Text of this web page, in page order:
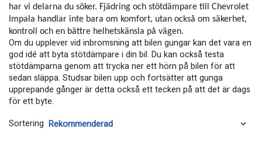
har vi delarna du söker. Fjädring och stötdämpare till Chevrolet
Impala handlar inte bara om komfort, utan också om säkerhet,
kontroll och en bättre helhetskänsla på vägen.
Om du upplever vid inbromsning att bilen gungar kan det vara en
god idé att byta stötdämpare i din bil. Du kan också testa
stötdämparna genom att trycka ner ett hörn på bilen för att
sedan släppa. Studsar bilen upp och fortsätter att gunga
upprepande gånger är detta också ett tecken på att det är dags
för ett byte.
Sortering